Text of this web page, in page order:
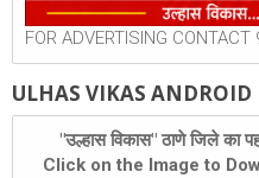
FOR ADVERTISING
ULHAS VIKAS
"उल्हास विकास" ठाणे जिले का
Click on the Image to